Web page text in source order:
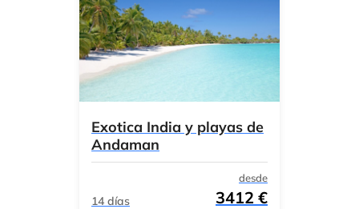
Exotica India y playas de
Andaman
14 días
desde
3412 €